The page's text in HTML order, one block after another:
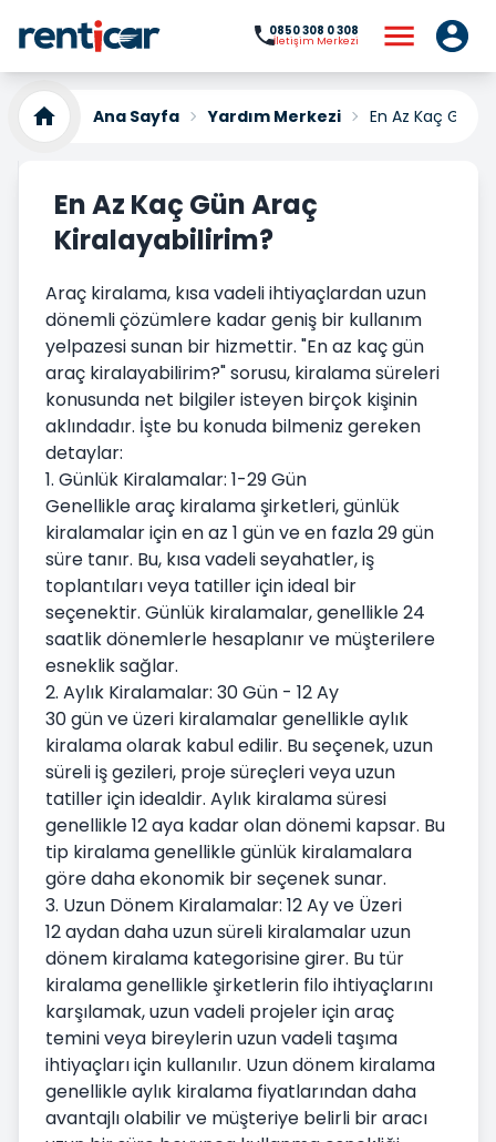
0850 308 0 308
İletişim Merkezi
Ana Sayfa Yardım Merkezi En Az Kaç Gün
En Az Kaç Gün Araç
Kiralayabilirim?
Araç kiralama, kısa vadeli ihtiyaçlardan uzun
dönemli çözümlere kadar geniş bir kullanım
yelpazesi sunan bir hizmettir. "En az kaç gün
araç kiralayabilirim?" sorusu, kiralama süreleri
konusunda net bilgiler isteyen birçok kişinin
aklındadır. İşte bu konuda bilmeniz gereken
detaylar:
1. Günlük Kiralamalar: 1-29 Gün
Genellikle araç kiralama şirketleri, günlük
kiralamalar için en az 1 gün ve en fazla 29 gün
süre tanır. Bu, kısa vadeli seyahatler, iş
toplantıları veya tatiller için ideal bir
seçenektir. Günlük kiralamalar, genellikle 24
saatlik dönemlerle hesaplanır ve müşterilere
esneklik sağlar.
2. Aylık Kiralamalar: 30 Gün - 12 Ay
30 gün ve üzeri kiralamalar genellikle aylık
kiralama olarak kabul edilir. Bu seçenek, uzun
süreli iş gezileri, proje süreçleri veya uzun
tatiller için idealdir. Aylık kiralama süresi
genellikle 12 aya kadar olan dönemi kapsar. Bu
tip kiralama genellikle günlük kiralamalara
göre daha ekonomik bir seçenek sunar.
3. Uzun Dönem Kiralamalar: 12 Ay ve Üzeri
12 aydan daha uzun süreli kiralamalar uzun
dönem kiralama kategorisine girer. Bu tür
kiralama genellikle şirketlerin filo ihtiyaçlarını
karşılamak, uzun vadeli projeler için araç
temini veya bireylerin uzun vadeli taşıma
ihtiyaçları için kullanılır. Uzun dönem kiralama
genellikle aylık kiralama fiyatlarından daha
avantajlı olabilir ve müşteriye belirli bir aracı